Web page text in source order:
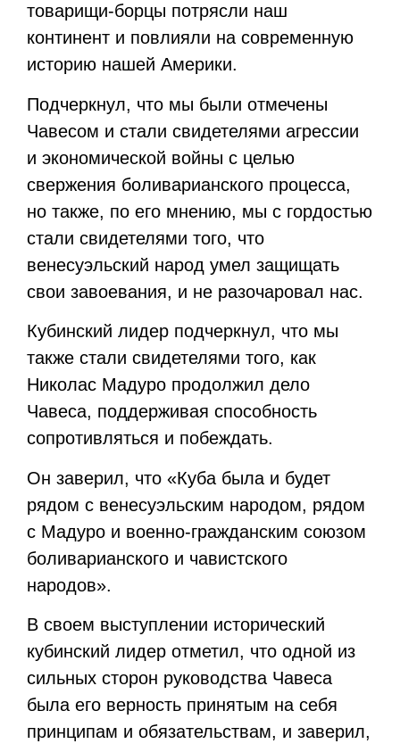
товарищи-борцы потрясли наш
континент и повлияли на современную
историю нашей Америки.
Подчеркнул, что мы были отмечены
Чавесом и стали свидетелями агрессии
и экономической войны с целью
свержения боливарианского процесса,
но также, по его мнению, мы с гордостью
стали свидетелями того, что
венесуэльский народ умел защищать
свои завоевания, и не разочаровал нас.
Кубинский лидер подчеркнул, что мы
также стали свидетелями того, как
Николас Мадуро продолжил дело
Чавеса, поддерживая способность
сопротивляться и побеждать.
Он заверил, что «Куба была и будет
рядом с венесуэльским народом, рядом
с Мадуро и военно-гражданским союзом
боливарианского и чавистского
народов».
В своем выступлении исторический
кубинский лидер отметил, что одной из
сильных сторон руководства Чавеса
была его верность принятым на себя
принципам и обязательствам, и заверил,